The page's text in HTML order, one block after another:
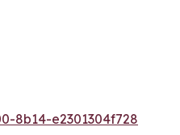
8b14-e2301304f728